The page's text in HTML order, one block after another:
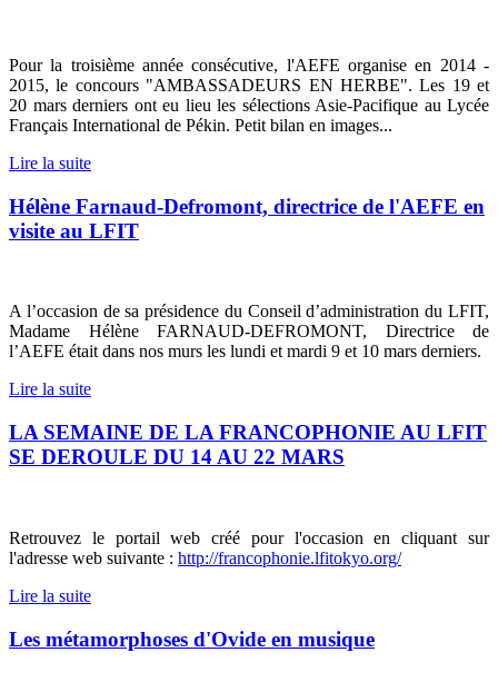
Pour la troisième année consécutive, l'AEFE organise en 2014 -
2015, le concours "AMBASSADEURS EN HERBE". Les 19 et
20 mars derniers ont eu lieu les sélections Asie-Pacifique au Lycée
Français International de Pékin. Petit bilan en images...
Lire la suite
Hélène Farnaud-Defromont, directrice de l'AEFE en
visite au LFIT
A l’occasion de sa présidence du Conseil d’administration du LFIT,
Madame Hélène FARNAUD-DEFROMONT, Directrice de
l’AEFE était dans nos murs les lundi et mardi 9 et 10 mars derniers.
Lire la suite
LA SEMAINE DE LA FRANCOPHONIE AU LFIT
SE DEROULE DU 14 AU 22 MARS
Retrouvez le portail web créé pour l'occasion en cliquant sur
l'adresse web suivante : http://francophonie.lfitokyo.org/
Lire la suite
Les métamorphoses d'Ovide en musique